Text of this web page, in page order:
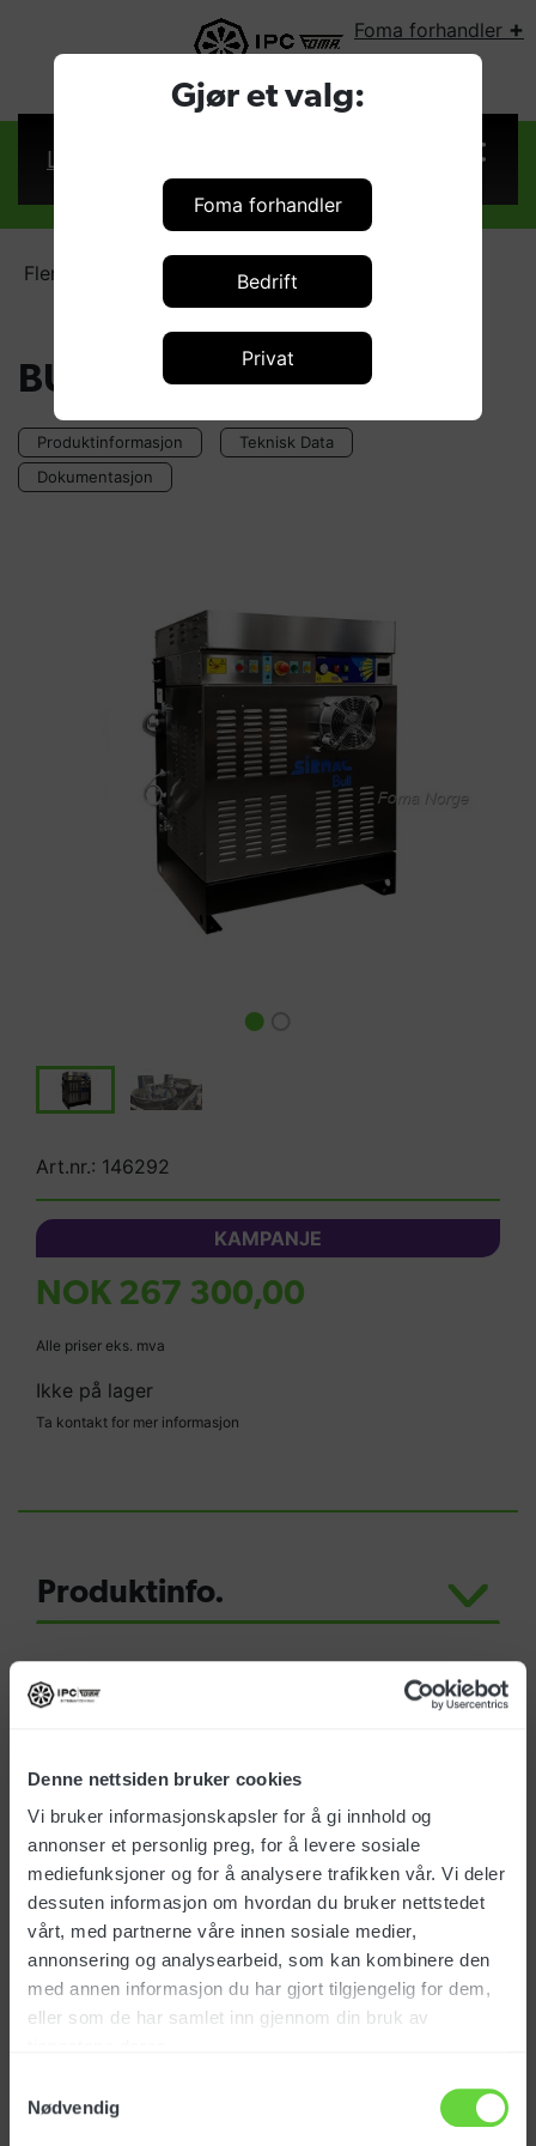
Denne nettsiden bruker cookies
Vi bruker informasjonskapsler for å gi innhold og
annonser et personlig preg, for å levere sosiale
mediefunksjoner og for å analysere trafikken vår. Vi deler
dessuten informasjon om hvordan du bruker nettstedet
vårt, med partnerne våre innen sosiale medier,
annonsering og analysearbeid, som kan kombinere den
med annen informasjon du har gjort tilgjengelig for dem,
eller som de har samlet inn gjennom din bruk av
Nødvendig
Gjør et valg:
Foma forhandler
Bedrift
Privat
Foma forhandler +
VELG LAND:
Logg inn
Fler-bruker anlegg BULL 41.200/1 INV
BULL 41.200/1 INV
Produktinformasjon
Teknisk Data
Dokumentasjon
Art.nr.: 146292
KAMPANJE
NOK 267 300,00
Alle priser eks. mva
Ikke på lager
Ta kontakt for mer informasjon
Produktinfo.
Bull er et stasjonært høytrykksanlegg
stempelpumpe og 2 rustfrie
brennkammer samt 1x kontrollpanel. En
inverter er en elektrisk enhet som
regulere hastigheten på el-motoren for å
gi en konstant trykk og vannmengde,
uavhengig av antall brukere, etter hva
som er forhåndsinnstilt. Bull har ramme i
lakkert stål med lydisolering og deksler i
løsninger er dette en av markedets råeste
Les mer